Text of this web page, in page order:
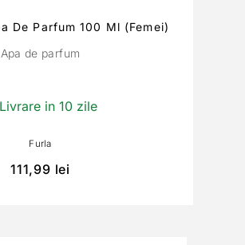
De Parfum 100 Ml (Femei)
Apa de parfum
Livrare in 10 zile
Furla
111,99 lei